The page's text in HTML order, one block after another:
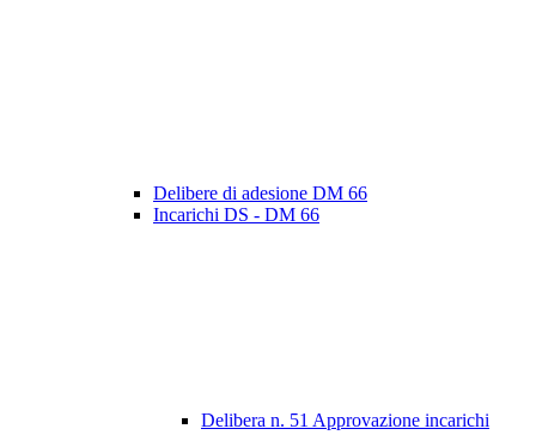
Delibere di adesione DM 66
Incarichi DS - DM 66
Delibera n. 51 Approvazione incarichi